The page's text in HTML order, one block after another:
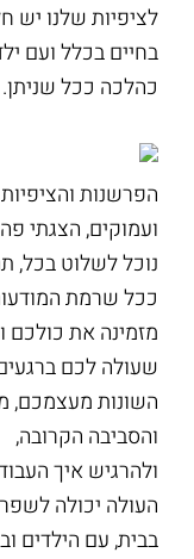
לציפיות שלנו יש
בחיים בכלל ועם
כהלכה ככל שניתן.
הפרשנות
ועמוקים, הצגתי
נוכל לשלוט בכל,
ככל שרמת
מזמינה את כולכם
שעולה לכם
השונות מעצמכם,
והסביבה הקרובה,
ולהרגיש איך
העולה יכולה
בבית, עם הילדים